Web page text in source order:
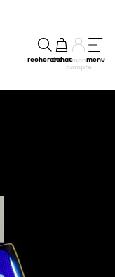
rechercheachatmon
compte
menu